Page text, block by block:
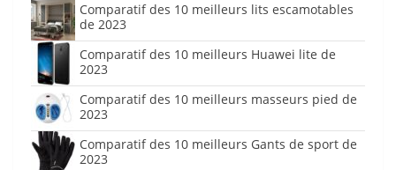
Comparatif des 10 meilleurs lits escamotables
de 2023
Comparatif des 10 meilleurs Huawei lite de
2023
Comparatif des 10 meilleurs masseurs pied de
2023
Comparatif des 10 meilleurs Gants de sport de
2023